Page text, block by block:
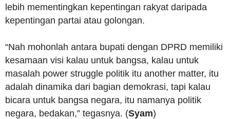
lebih mementingkan kepentingan rakyat daripada
kepentingan partai atau golongan.
“Nah mohonlah antara bupati dengan DPRD memiliki
kesamaan visi kalau untuk bangsa, kalau untuk
masalah power struggle politik itu another matter, itu
adalah dinamika dari bagian demokrasi, tapi kalau
bicara untuk bangsa negara, itu namanya politik
negara, bedakan,” tegasnya. (Syam)